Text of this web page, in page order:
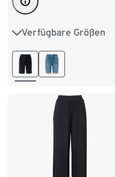
Verfügbare Größen
36 38 40 42
44 46